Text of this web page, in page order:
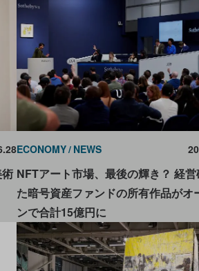
ECONOMY NEWS
NFTアート市場、最後の輝き？ 経営
た暗号資産ファンドの所有作品がオ
ンで合計15億円に